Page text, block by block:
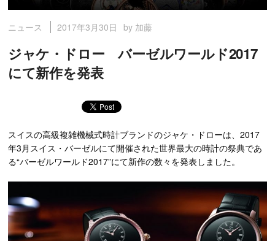
ニュース 2017年3月30日 by 加藤
ジャケ・ドロー バーゼルワールド2017
にて新作を発表
スイスの高級複雑機械式時計ブランドのジャケ・ドローは、2017
年3月スイス・バーゼルにて開催された世界最大の時計の祭典であ
る“バーゼルワールド2017”にて新作の数々を発表しました。